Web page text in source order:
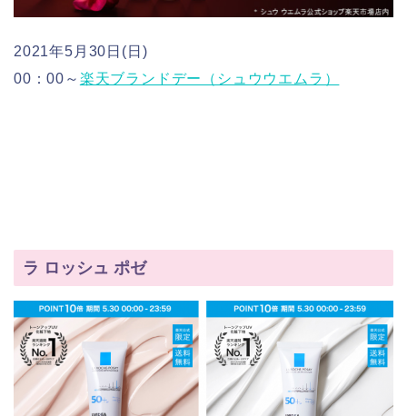
2021年5月30日(日)
00：00～ 楽天ブランドデー（シュウウエムラ）
ラ ロッシュ ポゼ